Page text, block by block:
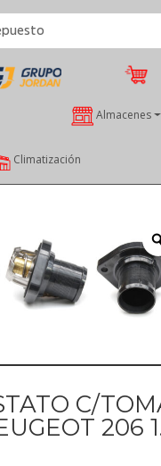
Almacenes
Climatización
C/
206